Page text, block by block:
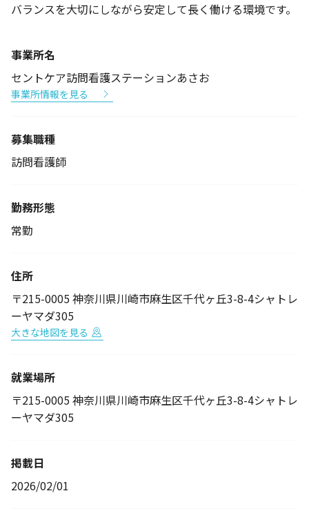
バランスを大切にしながら安定して長く働ける環境です。
事業所名
セントケア訪問看護ステーションあさお
事業所情報を見る
募集職種
訪問看護師
勤務形態
常勤
住所
〒215-0005 神奈川県川崎市麻生区千代ヶ丘3-8-4シャトレ
ーヤマダ305
大きな地図を見る
就業場所
〒215-0005 神奈川県川崎市麻生区千代ヶ丘3-8-4シャトレ
ーヤマダ305
掲載日
2026/02/01